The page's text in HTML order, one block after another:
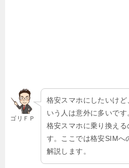
ゴリＦＰ
格安スマホにしたいけ
いう人は意外に多いです
格安スマホに乗り換え
す。ここでは格安SIMへ
解説します。